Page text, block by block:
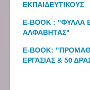
ΕΚΠΑΙΔΕΥΤΙΚΟΥΣ
E-BOOK : "ΦΥΛΛΑ
ΑΛΦΑΒΗΤΑΣ"
Ε-ΒΟΟΚ:
ΕΡΓΑΣΙΑΣ & 50